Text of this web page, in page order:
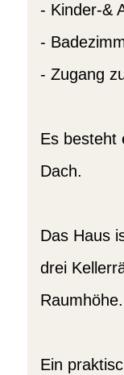
- Kinder-&
-
- Zugang
Es besteht
Dach.
Das Haus
drei
Raumhöhe.
Ein